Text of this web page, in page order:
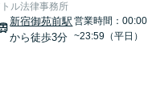
ル法律事務所
新宿御苑前駅
から徒歩3分
営業時間：00:00
~23:59（平日）